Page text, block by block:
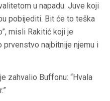
u napadu. Juve koji
pobijediti. Bit će to teška
misli Rakitić koji je
prvenstvo najbitnije njemu i
zahvalio Buffonu: “Hvala